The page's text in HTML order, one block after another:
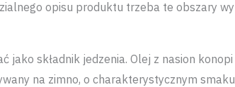
opisu produktu trzeba te obszary
jako składnik jedzenia. Olej z nasion
na zimno, o charakterystycznym